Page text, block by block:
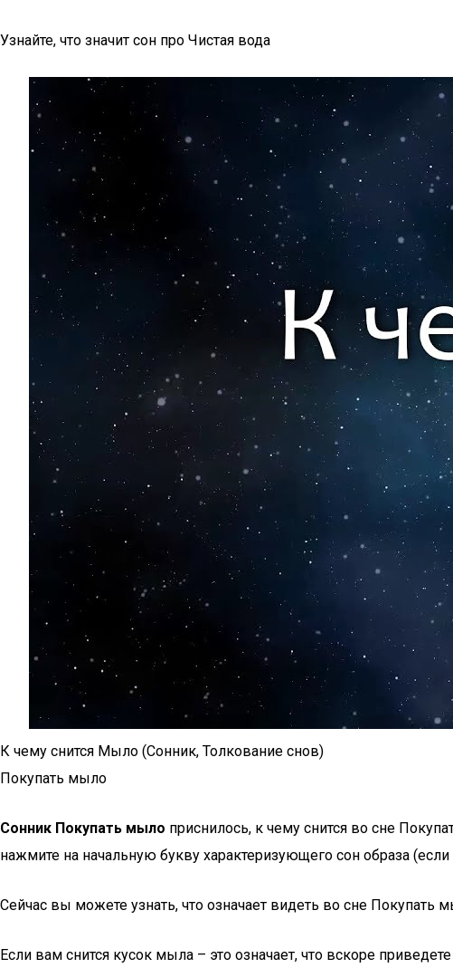
Узнайте, что значит сон про Чистая вода
К чему снится Мыло (Сонник, Толкование снов)
Покупать мыло
Сонник Покупать мыло приснилось, к чему снится во сне
нажмите на начальную букву характеризующего сон образа
Сейчас вы можете узнать, что означает видеть во сне
Если вам снится кусок мыла – это означает, что вскоре